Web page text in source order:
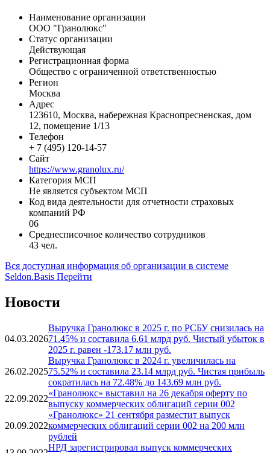
Наименование организации
ООО "Гранолюкс"
Статус организации
Действующая
Регистрационная форма
Общество с ограниченной ответственностью
Регион
Москва
Адрес
123610, Москва, набережная Краснопресненская, дом
12, помещение 1/13
Телефон
+ 7 (495) 120-14-57
Сайт
https://www.granolux.ru/
Категория МСП
Не является субъектом МСП
Код вида деятельности для отчетности страховых
компаний РФ
06
Среднесписочное количество сотрудников
43 чел.
Вся доступная информация об организации в системе
Seldon.Basis Перейти
Новости
04.03.2026
Выручка Гранолюкс в 2025 г. по РСБУ снизилась на
71.45% и составила 6.61 млрд руб. Чистый убыток в
2025 г. равен -173.17 млн руб.
26.02.2025
Выручка Гранолюкс в 2024 г. увеличилась на
75.52% и составила 23.14 млрд руб. Чистая прибыль
сократилась на 72.48% до 143.69 млн руб.
22.09.2022
«Гранолюкс» выставил на 26 декабря оферту по
выпуску коммерческих облигаций серии 002
20.09.2022
«Гранолюкс» 21 сентября разместит выпуск
коммерческих облигаций серии 002 на 200 млн
рублей
НРД зарегистрировал выпуск коммерческих